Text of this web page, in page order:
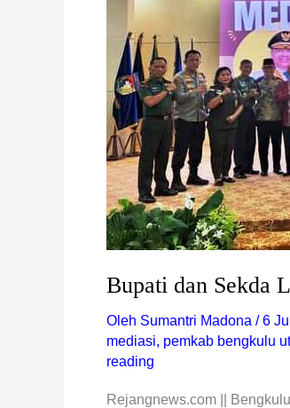
Bupati dan Sekda
Oleh Sumantri Madona /6
mediasi, pemkab bengkulu
reading
Rejangnews.com ||
Batas
Bengkulu